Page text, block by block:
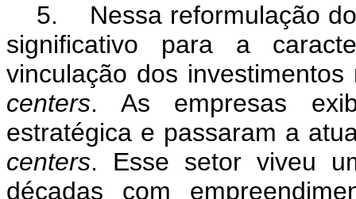
5. Nessa reformulação
significativo para a
vinculação dos
centers. As empresas
estratégica e passaram a
centers. Esse setor viveu
décadas com